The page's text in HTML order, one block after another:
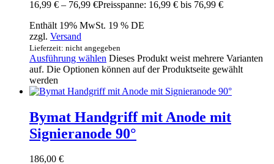
16,99 € – 76,99 €Preisspanne: 16,99 € bis 76,99 €
Enthält 19% MwSt. 19 % DE
zzgl. Versand
Lieferzeit: nicht angegeben
Ausführung wählen Dieses Produkt weist mehrere Varianten
auf. Die Optionen können auf der Produktseite gewählt
werden
Bymat Handgriff mit Anode mit
Signieranode 90°
186,00 €